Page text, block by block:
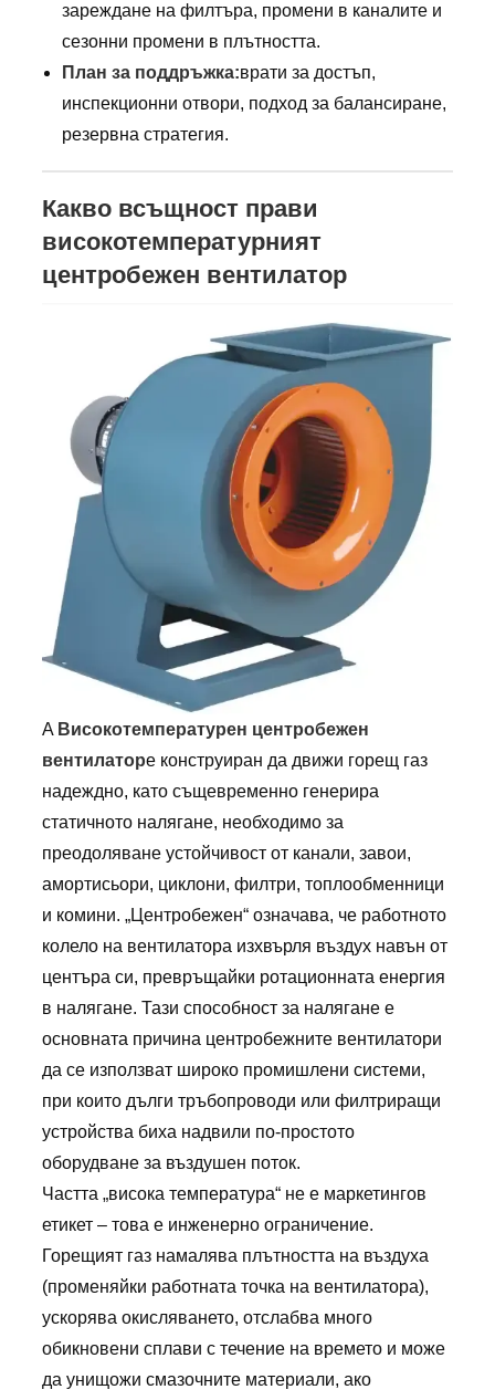
зареждане на филтъра, промени в каналите и
сезонни промени в плътността.
План за поддръжка:врати за достъп,
инспекционни отвори, подход за балансиране,
резервна стратегия.
Какво всъщност прави
високотемпературният
центробежен вентилатор
A Високотемпературен центробежен
вентилаторе конструиран да движи горещ газ
надеждно, като същевременно генерира
статичното налягане, необходимо за
преодоляване устойчивост от канали, завои,
амортисьори, циклони, филтри, топлообменници
и комини. „Центробежен“ означава, че работното
колело на вентилатора изхвърля въздух навън от
центъра си, превръщайки ротационната енергия
в налягане. Тази способност за налягане е
основната причина центробежните вентилатори
да се използват широко промишлени системи,
при които дълги тръбопроводи или филтриращи
устройства биха надвили по-простото
оборудване за въздушен поток.
Частта „висока температура“ не е маркетингов
етикет – това е инженерно ограничение.
Горещият газ намалява плътността на въздуха
(променяйки работната точка на вентилатора),
ускорява окисляването, отслабва много
обикновени сплави с течение на времето и може
да унищожи смазочните материали, ако